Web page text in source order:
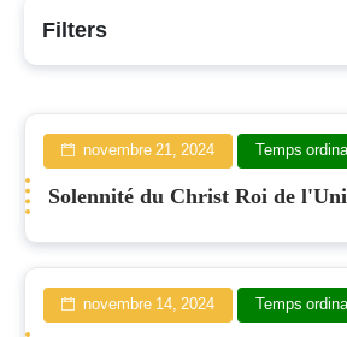
Année
B
Filters
novembre 21, 2024 Temps
Solennité du Christ Roi de
novembre 14, 2024 Temps